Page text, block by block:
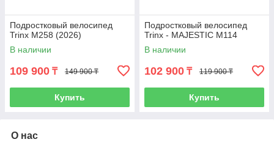
Подростковый велосипед
Trinx M258 (2026)
В наличии
109 900 ₸ 149 900 ₸
Купить
Подростковый велосипед
Trinx - MAJESTIC M114
В наличии
102 900 ₸ 119 900 ₸
Купить
О нас